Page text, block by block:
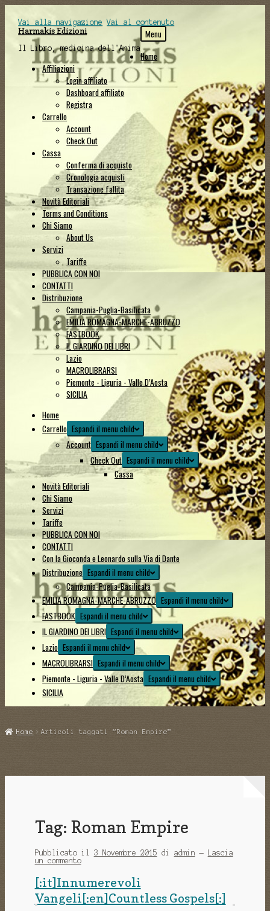
Vai alla navigazione Vai al contenuto
Harmakis Edizioni
Il Libro, medicina dell'Anima
Menu
Home
Affiliazioni
Login affiliato
Dashboard affiliato
Registra
Carrello
Account
Check Out
Cassa
Conferma di acquisto
Cronologia acquisti
Transazione fallita
Novità Editoriali
Terms and Conditions
Chi Siamo
About Us
Servizi
Tariffe
PUBBLICA CON NOI
CONTATTI
Distribuzione
Campania-Puglia-Basilicata
EMILIA ROMAGNA-MARCHE-ABRUZZO
FASTBOOK
IL GIARDINO DEI LIBRI
Lazio
MACROLIBRARSI
Piemonte - Liguria - Valle D’Aosta
SICILIA
Home
Carrello Espandi il menu child
Account Espandi il menu child
Check Out Espandi il menu child
Cassa
Novità Editoriali
Chi Siamo
Servizi
Tariffe
PUBBLICA CON NOI
CONTATTI
Con la Gioconda e Leonardo sulla Via di Dante
Distribuzione Espandi il menu child
Campania-Puglia-Basilicata
EMILIA ROMAGNA-MARCHE-ABRUZZO Espandi il menu child
FASTBOOK Espandi il menu child
IL GIARDINO DEI LIBRI Espandi il menu child
Lazio Espandi il menu child
MACROLIBRARSI Espandi il menu child
Piemonte - Liguria - Valle D’Aosta Espandi il menu child
SICILIA
Home Articoli taggati “Roman Empire”
Tag: Roman Empire
Pubblicato il 3 Novembre 2015 di admin —
Lascia
un commento
[:it]Innumerevoli
Vangeli[:en]Countless Gospels[:]